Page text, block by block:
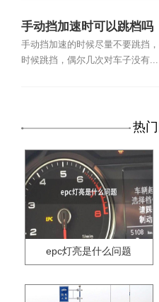
手动挡加速时可以跳档吗
手动挡加速的时候尽量不要跳挡
时候跳挡，偶尔几次对车子没有...
热
epc灯亮是什么问题